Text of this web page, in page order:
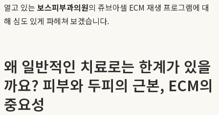
열고 있는 보스피부과의원의 쥬브아셀 ECM 재생 프로그램에 대
해 심도 있게 파헤쳐 보겠습니다.
왜 일반적인 치료로는 한계가 있을
까요? 피부와 두피의 근본, ECM의
중요성